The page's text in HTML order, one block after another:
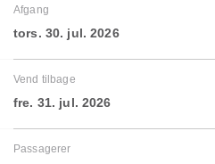
Afgang
tors. 30. jul. 2026
Vend tilbage
fre. 31. jul. 2026
Passagerer